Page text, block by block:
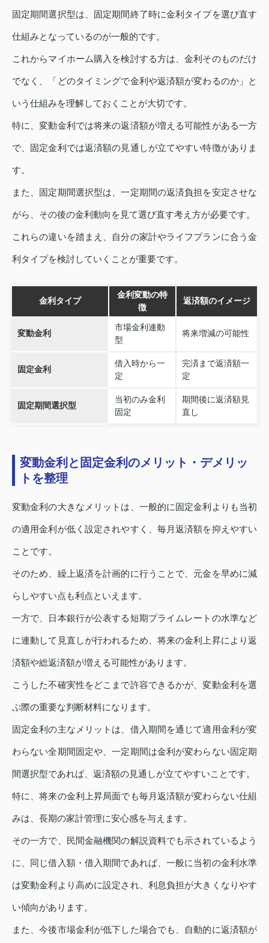
固定期間選択型は、固定期間終了時に金利タイプを選び直す
仕組みとなっているのが一般的です。
これからマイホーム購入を検討する方は、金利そのものだけ
でなく、「どのタイミングで金利や返済額が変わるのか」と
いう仕組みを理解しておくことが大切です。
特に、変動金利では将来の返済額が増える可能性がある一方
で、固定金利では返済額の見通しが立てやすい特徴がありま
す。
また、固定期間選択型は、一定期間の返済負担を安定させな
がら、その後の金利動向を見て選び直す考え方が必要です。
これらの違いを踏まえ、自分の家計やライフプランに合う金
利タイプを検討していくことが重要です。
金利タイプ
金利変動の特
徴
返済額のイメージ
変動金利
市場金利連動
型
将来増減の可能性
固定金利
借入時から一
定
完済まで返済額一
定
固定期間選択型
当初のみ金利
固定
期間後に返済額見
直し
変動金利と固定金利のメリット・デメリッ
トを整理
変動金利の大きなメリットは、一般的に固定金利よりも当初
の適用金利が低く設定されやすく、毎月返済額を抑えやすい
ことです。
そのため、繰上返済を計画的に行うことで、元金を早めに減
らしやすい点も利点といえます。
一方で、日本銀行が公表する短期プライムレートの水準など
に連動して見直しが行われるため、将来の金利上昇により返
済額や総返済額が増える可能性があります。
こうした不確実性をどこまで許容できるかが、変動金利を選
ぶ際の重要な判断材料になります。
固定金利の主なメリットは、借入期間を通じて適用金利が変
わらない全期間固定や、一定期間は金利が変わらない固定期
間選択型であれば、返済額の見通しが立てやすいことです。
特に、将来の金利上昇局面でも毎月返済額が変わらない仕組
みは、長期の家計管理に安心感を与えます。
その一方で、民間金融機関の解説資料でも示されているよう
に、同じ借入額・借入期間であれば、一般に当初の金利水準
は変動金利より高めに設定され、利息負担が大きくなりやす
い傾向があります。
また、今後市場金利が低下した場合でも、自動的に返済額が